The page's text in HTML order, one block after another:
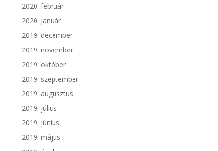
2020. február
2020. január
2019. december
2019. november
2019. október
2019. szeptember
2019. augusztus
2019. július
2019. június
2019. május